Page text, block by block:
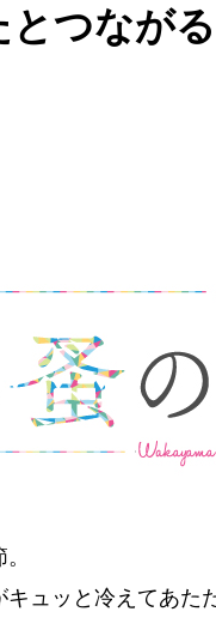
つなが
ュッと冷えてあた